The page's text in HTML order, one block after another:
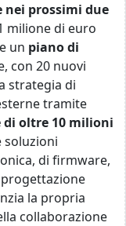
nei prossimi due
milione di euro
un piano di
con 20 nuovi
strategia di
tramite
oltre 10 milioni
soluzioni
di firmware,
la propria
collaborazione